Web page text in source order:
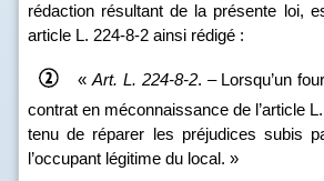
rédaction résultant de la présente loi,
article L. 224‑8‑2 ainsi rédigé :
« Art. L. 224‑8‑2. – Lorsqu’un
contrat en méconnaissance de l’article L.
tenu de réparer les préjudices subis
l’occupant légitime du local. »